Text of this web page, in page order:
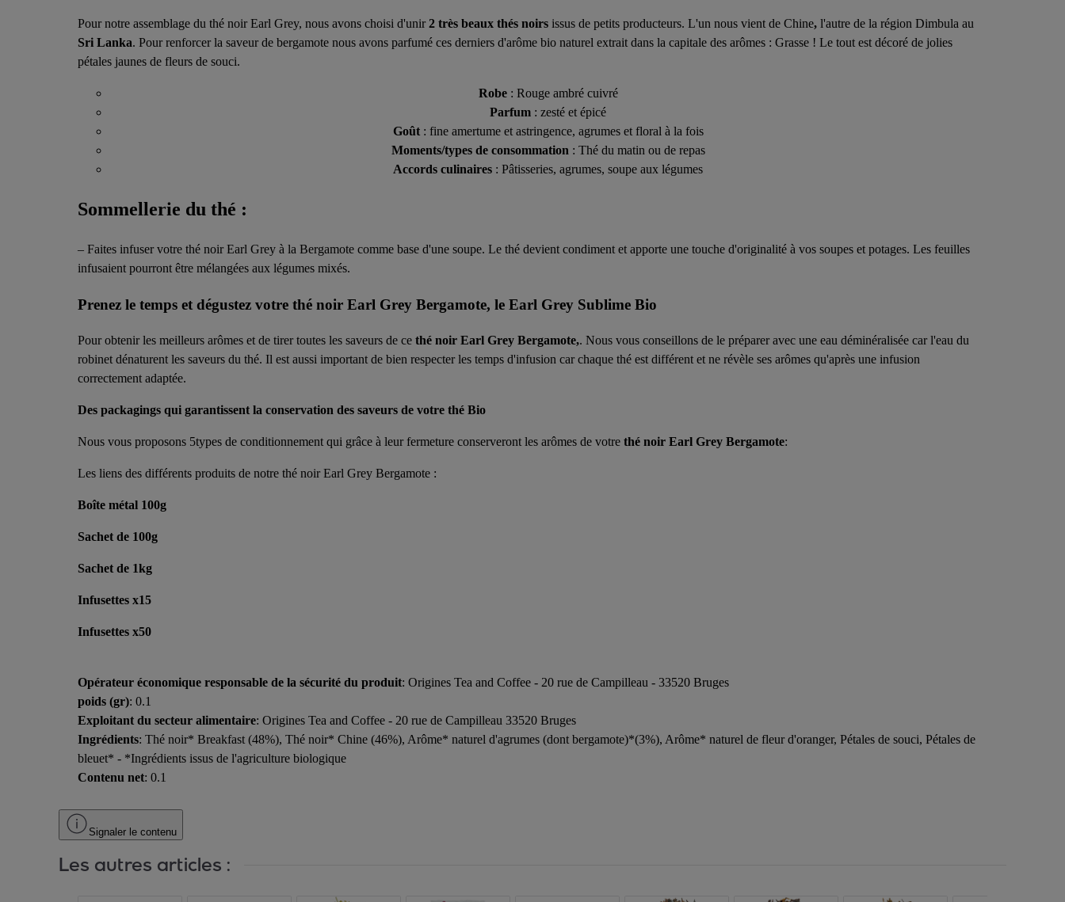
Pour notre assemblage du thé noir Earl Grey, nous avons choisi d'unir2 très beaux thés noirs issus de petits producteurs. L'un nous vient de Chine, l'autre de la région Dimbula au
Sri Lanka. Pour renforcer la saveur de bergamote nous avons parfumé ces derniers d'arôme bio naturel extrait dans la capitale des arômes : Grasse ! Le tout est décoré de jolies
pétales jaunes de fleurs de souci.
Robe: Rouge ambré cuivré
Parfum : zesté et épicé
Goût: fine amertume et astringence, agrumes et floral à la fois
Moments/types de consommation : Thé du matin ou de repas
Accords culinaires : Pâtisseries, agrumes, soupe aux légumes
Sommellerie du thé :
– Faites infuser votre thé noir Earl Grey à la Bergamote comme base d'une soupe. Le thé devient condiment et apporte une touche d'originalité à vos soupes et potages. Les feuilles
infusaient pourront être mélangées aux légumes mixés.
Prenez le temps et dégustez votre thé noir Earl Grey Bergamote, le Earl Grey Sublime Bio
Pour obtenir les meilleurs arômes et de tirer toutes les saveurs de ce thé noir Earl Grey Bergamote,. Nous vous conseillons de le préparer avec une eau déminéralisée carl'eau du
robinet dénaturent les saveurs du thé. Il est aussi important de bien respecter les temps d'infusion car chaque thé est différent et ne révèle ses arômes qu'après une infusion
correctement adaptée.
Des packagings qui garantissent la conservation des saveurs de votre thé Bio
Nous vous proposons 5types de conditionnement qui grâce à leur fermeture conserveront les arômes de votre thé noir Earl Grey Bergamote:
Les liens des différents produits de notre thé noir Earl Grey Bergamote :
Boîte métal 100g
Sachet de 100g
Sachet de 1kg
Infusettes x15
Infusettes x50
Opérateur économique responsable de la sécurité du produit: Origines Tea and Coffee - 20 rue de Campilleau - 33520 Bruges
poids (gr): 0.1
Exploitant du secteur alimentaire: Origines Tea and Coffee - 20 rue de Campilleau 33520 Bruges
Ingrédients: Thé noir* Breakfast (48%), Thé noir* Chine (46%), Arôme* naturel d'agrumes (dont bergamote)*(3%), Arôme* naturel de fleur d'oranger, Pétales de souci, Pétales de
bleuet* - *Ingrédients issus de l'agriculture biologique
Contenu net: 0.1
Signaler le contenu
Les autres articles :